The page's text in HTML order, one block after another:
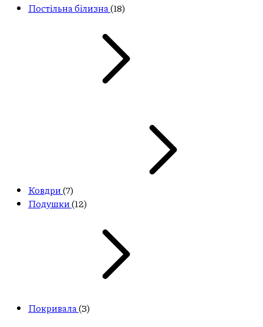
Постільна білизна (18)
Ковдри(7)
Подушки(12)
Покривала (3)